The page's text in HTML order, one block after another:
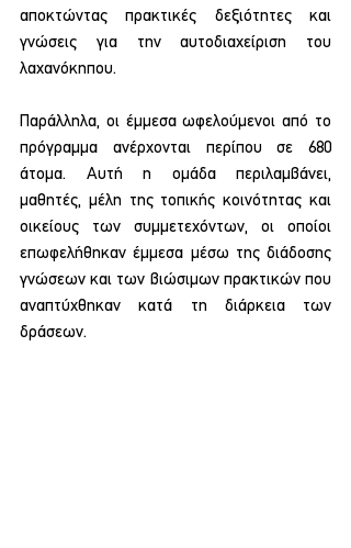
αποκτώντας πρακτικές δεξιότητες και
γνώσεις για την αυτοδιαχείριση του
λαχανόκηπου.
Παράλληλα, οι έμμεσα ωφελούμενοι από το
πρόγραμμα ανέρχονται περίπου σε 680
άτομα. Αυτή η ομάδα περιλαμβάνει,
μαθητές, μέλη της τοπικής κοινότητας και
οικείους των συμμετεχόντων, οι οποίοι
επωφελήθηκαν έμμεσα μέσω της διάδοσης
γνώσεων και των βιώσιμων πρακτικών που
αναπτύχθηκαν κατά τη διάρκεια των
δράσεων.